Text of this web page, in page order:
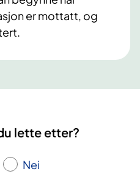
er mottatt, og
lette etter?
Nei